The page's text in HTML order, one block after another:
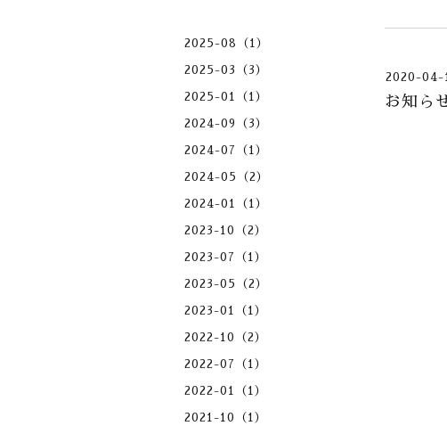
2020-04-
お知ら
2025-08（1）
2025-03（3）
2025-01（1）
2024-09（3）
2024-07（1）
2024-05（2）
2024-01（1）
2023-10（2）
2023-07（1）
2023-05（2）
2023-01（1）
2022-10（2）
2022-07（1）
2022-01（1）
2021-10（1）